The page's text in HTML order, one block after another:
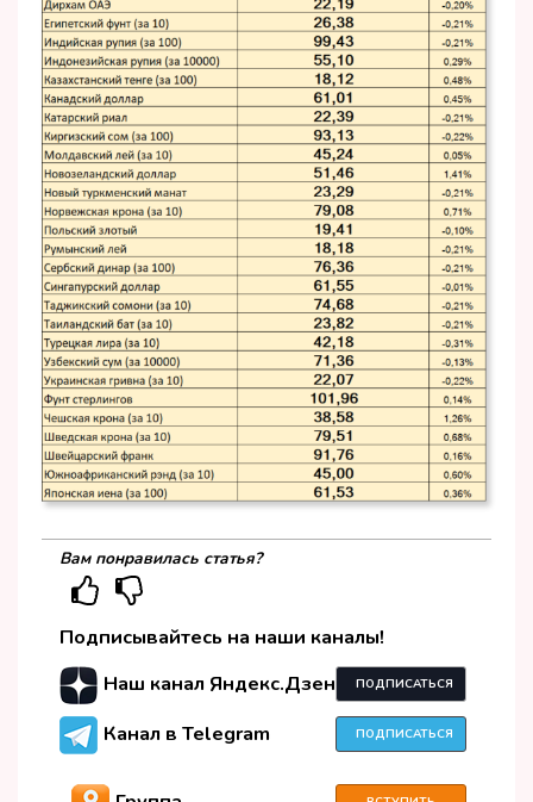
Вам понравилась статья?
Подписывайтесь на наши каналы!
Наш канал Яндекс.Дзен
ПОДПИСАТЬСЯ
Канал в Telegram ПОДПИСАТЬСЯ